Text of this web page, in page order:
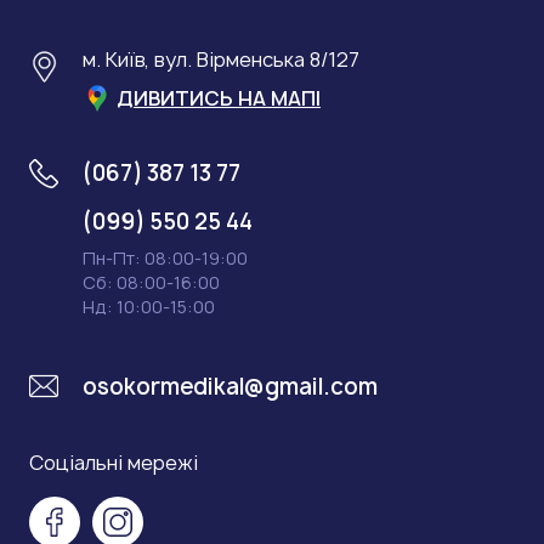
м. Київ, вул. Вірменська 8/127
ДИВИТИСЬ НА МАПІ
osokormedikal@gmail.com
(067) 387 13 77
(099) 550 25 44
Пн-Пт: 08:00-19:00
Сб: 08:00-16:00
Нд: 10:00-15:00
Соціальні мережі